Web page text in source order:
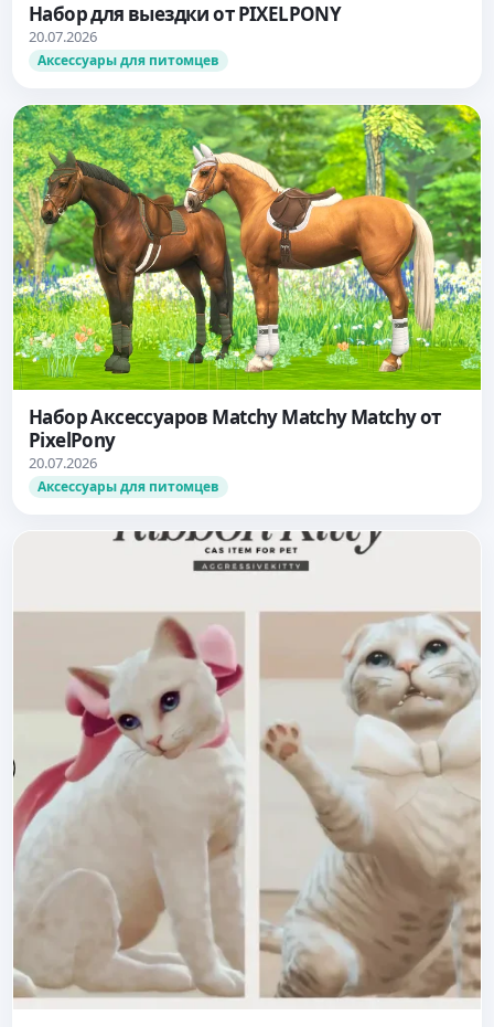
Набор для выездки от PIXELPONY
20.07.2026
Аксессуары для питомцев
Набор Аксессуаров Matchy Matchy Matchy от
PixelPony
20.07.2026
Аксессуары для питомцев